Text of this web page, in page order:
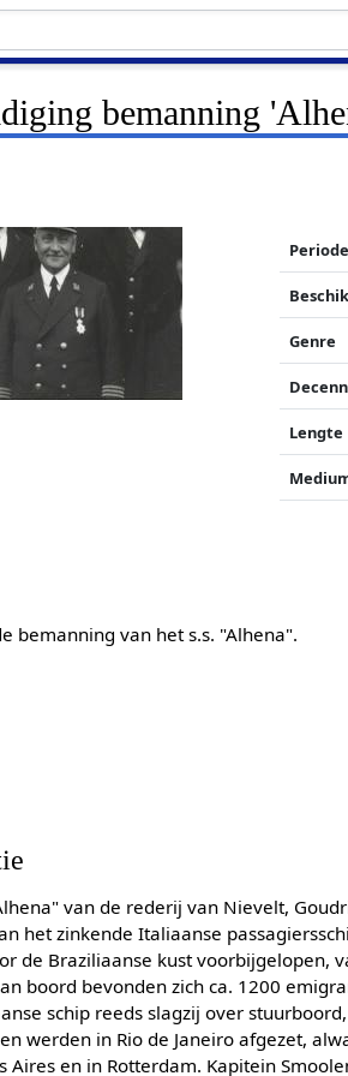
bemanning
Periode
Genre
Lengte
bemanning van het s.s. "Alhena".
van de rederij van Nievelt,
het zinkende Italiaanse
de Braziliaanse kust voorbijgelopen,
boord bevonden zich ca. 1200
schip reeds slagzij over
werden in Rio de Janeiro afgezet,
Aires en in Rotterdam. Kapitein